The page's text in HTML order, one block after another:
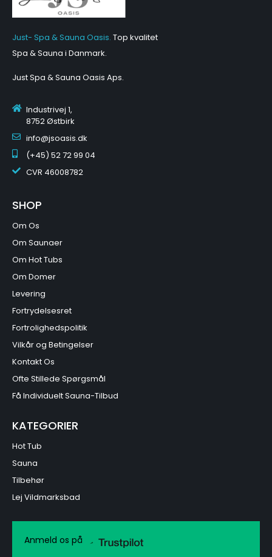
Just- Spa & Sauna Oasis. Top kvalitet
Spa & Sauna i Danmark.
Just Spa & Sauna Oasis Aps.
Industrivej 1,
8752 Østbirk
info@jsoasis.dk
(+45) 52 72 99 04
CVR 46008782
SHOP
Om Os
Om Saunaer
Om Hot Tubs
Om Domer
Levering
Fortrydelsesret
Fortrolighedspolitik
Vilkår og Betingelser
Kontakt Os
Ofte Stillede Spørgsmål
Få Individuelt Sauna-Tilbud
KATEGORIER
Hot Tub
Sauna
Tilbehør
Lej Vildmarksbad
Anmeld os på